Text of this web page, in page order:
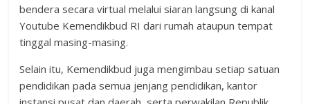
bendera secara virtual melalui siaran langsung di kanal
Youtube Kemendikbud RI dari rumah ataupun tempat
tinggal masing-masing.
Selain itu, Kemendikbud juga mengimbau setiap satuan
pendidikan pada semua jenjang pendidikan, kantor